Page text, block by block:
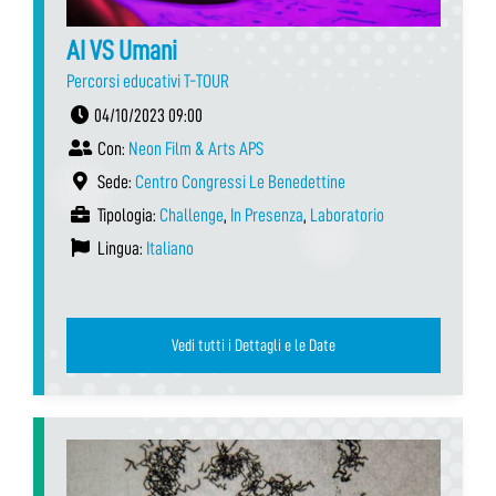
AI VS Umani
Percorsi educativi T-TOUR
04/10/2023 09:00
Con: Neon Film & Arts APS
Sede: Centro Congressi Le Benedettine
Tipologia: Challenge, In Presenza, Laboratorio
Lingua: Italiano
Vedi tutti i Dettagli e le Date